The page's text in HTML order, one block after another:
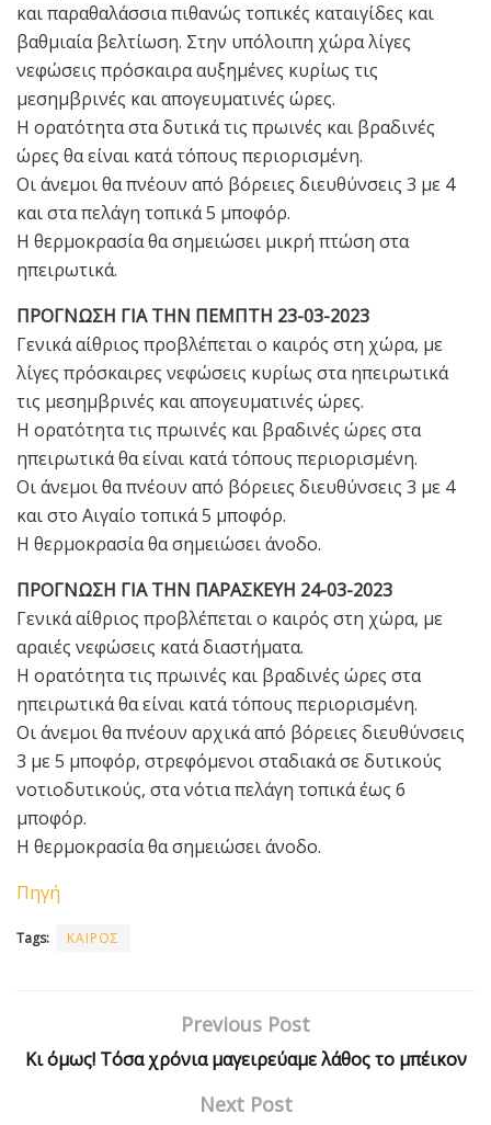
και παραθαλάσσια πιθανώς τοπικές καταιγίδες και
βαθμιαία βελτίωση. Στην υπόλοιπη χώρα λίγες
νεφώσεις πρόσκαιρα αυξημένες κυρίως τις
μεσημβρινές και απογευματινές ώρες.
Η ορατότητα στα δυτικά τις πρωινές και βραδινές
ώρες θα είναι κατά τόπους περιορισμένη.
Οι άνεμοι θα πνέουν από βόρειες διευθύνσεις 3 με 4
και στα πελάγη τοπικά 5 μποφόρ.
Η θερμοκρασία θα σημειώσει μικρή πτώση στα
ηπειρωτικά.
ΠΡΟΓΝΩΣΗ ΓΙΑ ΤΗΝ ΠΕΜΠΤΗ 23-03-2023
Γενικά αίθριος προβλέπεται ο καιρός στη χώρα, με
λίγες πρόσκαιρες νεφώσεις κυρίως στα ηπειρωτικά
τις μεσημβρινές και απογευματινές ώρες.
Η ορατότητα τις πρωινές και βραδινές ώρες στα
ηπειρωτικά θα είναι κατά τόπους περιορισμένη.
Οι άνεμοι θα πνέουν από βόρειες διευθύνσεις 3 με 4
και στο Αιγαίο τοπικά 5 μποφόρ.
Η θερμοκρασία θα σημειώσει άνοδο.
ΠΡΟΓΝΩΣΗ ΓΙΑ ΤΗΝ ΠΑΡΑΣΚΕΥΗ 24-03-2023
Γενικά αίθριος προβλέπεται ο καιρός στη χώρα, με
αραιές νεφώσεις κατά διαστήματα.
Η ορατότητα τις πρωινές και βραδινές ώρες στα
ηπειρωτικά θα είναι κατά τόπους περιορισμένη.
Οι άνεμοι θα πνέουν αρχικά από βόρειες διευθύνσεις
3 με 5 μποφόρ, στρεφόμενοι σταδιακά σε δυτικούς
νοτιοδυτικούς, στα νότια πελάγη τοπικά έως 6
μποφόρ.
Η θερμοκρασία θα σημειώσει άνοδο.
Πηγή
Tags: ΚΑΙΡΟΣ
Previous Post
Κι όμως! Τόσα χρόνια μαγειρεύαμε λάθος το μπέικον
Next Post